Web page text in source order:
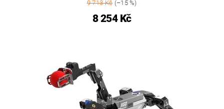
9 713 Kč(–15 %)
8 254 Kč